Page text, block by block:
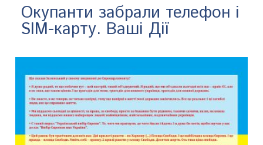
Окупанти забрали телефон і
SIM-карту. Ваші Дії